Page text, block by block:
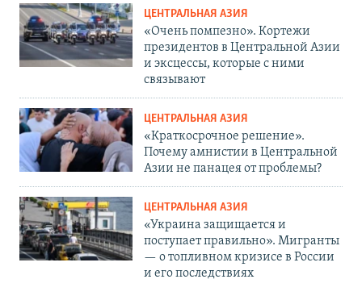
ЦЕНТРАЛЬНАЯ АЗИЯ
«Очень помпезно». Кортежи
президентов в Центральной Азии
и эксцессы, которые с ними
связывают
ЦЕНТРАЛЬНАЯ АЗИЯ
«Краткосрочное решение».
Почему амнистии в Центральной
Азии не панацея от проблемы?
ЦЕНТРАЛЬНАЯ АЗИЯ
«Украина защищается и
поступает правильно». Мигранты
— о топливном кризисе в России
и его последствиях